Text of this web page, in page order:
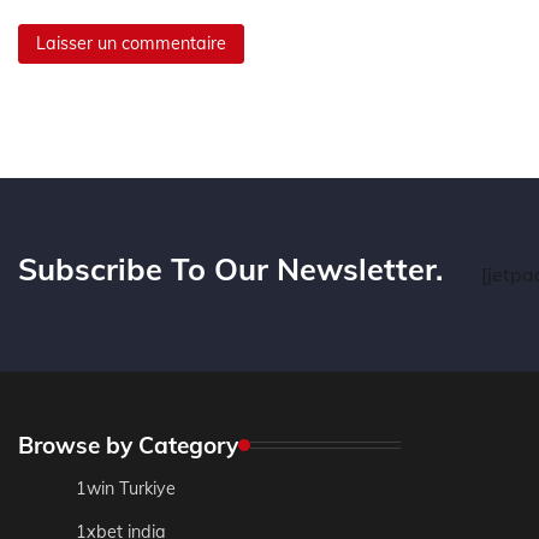
Subscribe To Our Newsletter.
Browse by Category
1win Turkiye
1xbet india